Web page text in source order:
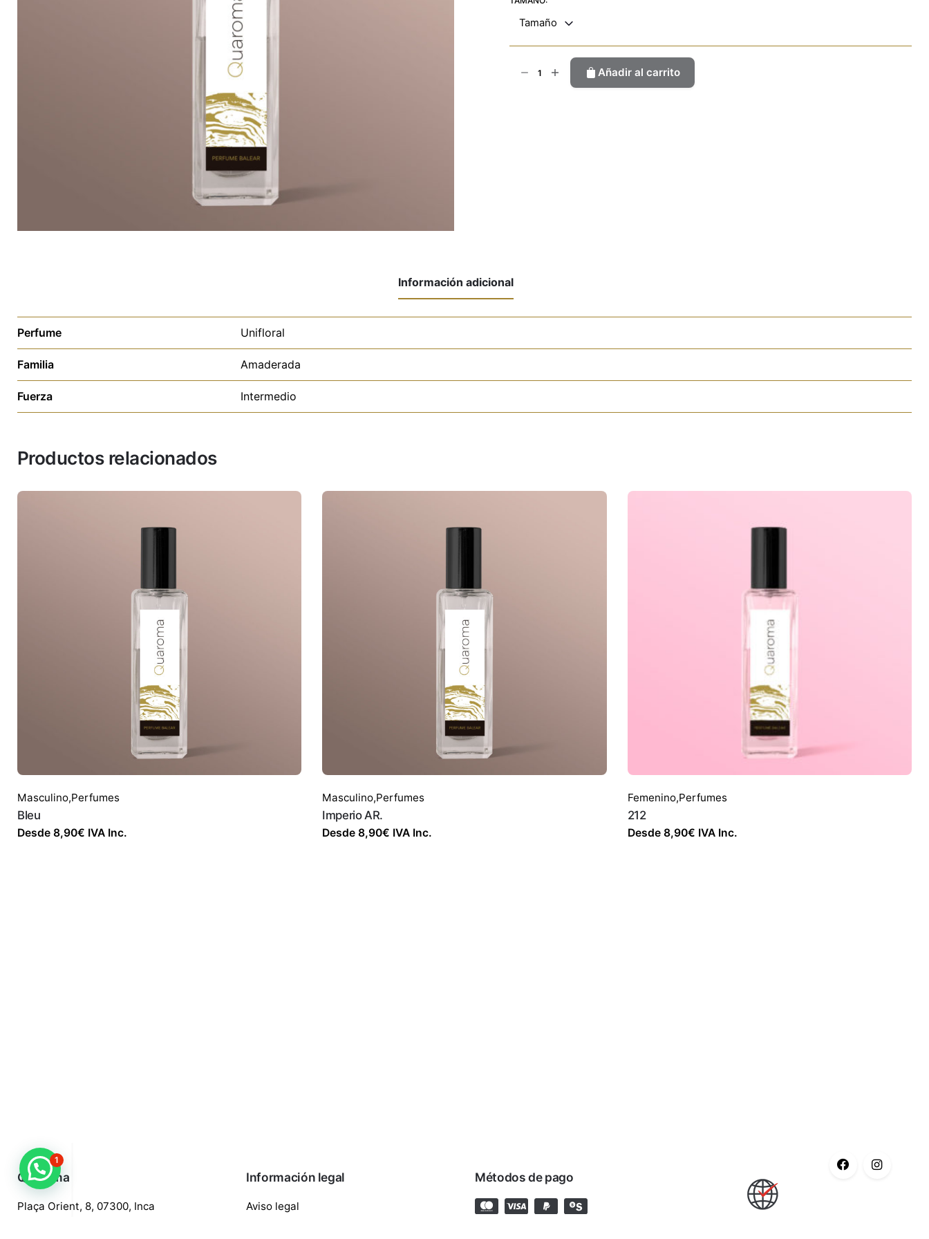
Tamaño
Añadir al carrito
Información adicional
Perfume Unifloral
Familia Amaderada
Fuerza Intermedio
Productos relacionados
Masculino,Perfumes
Bleu
Desde 8,90€ IVA Inc.
Masculino,Perfumes
Imperio AR.
Desde8,90€ IVA Inc.
Femenino,Perfumes
212
Desde 8,90€ IVA Inc.
Quaroma
Plaça Orient, 8, 07300, Inca
Información legal
Aviso legal
Métodos de pago
1